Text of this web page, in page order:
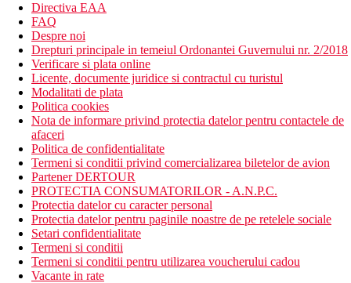
Descrierea hotelului
Hotelul dispune de:
plaja privata
piscine
aquapark
club pentru copii
sala de fitness
wellness & spa
receptie 24/7
sala de conferinta
organizari evenimente private
WiFi
restaurante
baruri
Descrierea plajei
plaja langa hotel
privata, cu dig
pe o faleza mica, intrarea in apa printr-un dig
Directiva EAA
FAQ
Despre noi
Drepturi principale in temeiul Ordonantei Guvernului nr. 2/2018
Verificare si plata online
Licente, documente juridice si contractul cu turistul
Modalitati de plata
Politica cookies
Nota de informare privind protectia datelor pentru contactele de
afaceri
Politica de confidentialitate
Termeni si conditii privind comercializarea biletelor de avion
Partener DERTOUR
PROTECTIA CONSUMATORILOR - A.N.P.C.
Protectia datelor cu caracter personal
Protectia datelor pentru paginile noastre de pe retelele sociale
Setari confidentialitate
Termeni si conditii
Termeni si conditii pentru utilizarea voucherului cadou
Vacante in rate